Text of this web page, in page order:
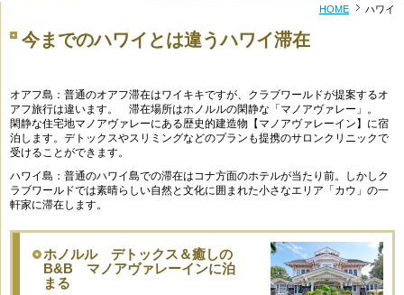
HOME ハワイ
今までのハワイとは違うハワイ滞在
オアフ島：普通のオアフ滞在はワイキキですが、クラブワールドが提案するオ
アフ旅行は違います。 滞在場所はホノルルの閑静な「マノアヴァレー」。
閑静な住宅地マノアヴァレーにある歴史的建造物【マノアヴァレーイン】に宿
泊します。デトックスやスリミングなどのプランも提携のサロンクリニックで
受けることができます。
ハワイ島：普通のハワイ島での滞在はコナ方面のホテルが当たり前。しかしク
ラブワールドでは素晴らしい自然と文化に囲まれた小さなエリア「カウ」の一
軒家に滞在します。
ホノルル デトックス＆癒しの
B&B マノアヴァレーインに泊
まる